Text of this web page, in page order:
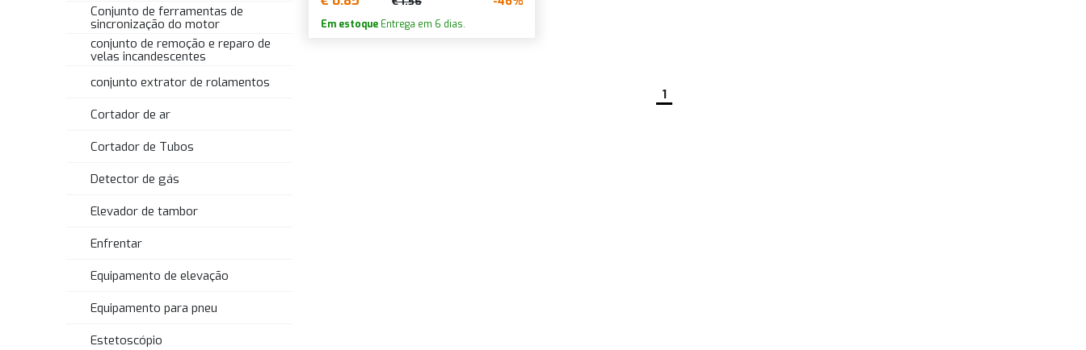
Conjunto de ferramentas de
sincronização do motor
conjunto de remoção e reparo de
velas incandescentes
conjunto extrator de rolamentos
Cortador de ar
Cortador de Tubos
Detector de gás
Elevador de tambor
Enfrentar
Equipamento de elevação
Equipamento para pneu
Estetoscópio
Em estoque Entrega em 6 dias.
1